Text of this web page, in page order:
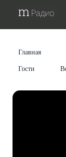
Главная
Гости